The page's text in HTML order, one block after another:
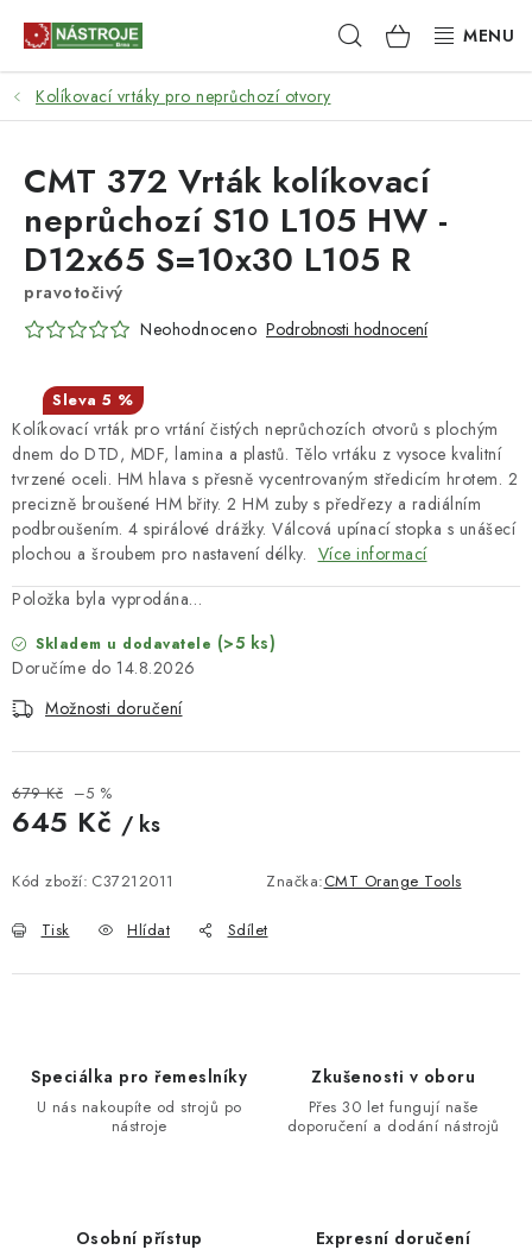
Hledat NÁKUPNÍ
KOŠÍK
NÁSTROJE
AKCE
BRUSIVO
ELEKTRONÁŘADÍ
RUČNÍ NÁŘADÍ, PŘÍPRAVKY
STROJE
KONTAKTY
DÁRKOVÉ POUKAZY
STROJE DO DÍLNY
NÁSTROJE PRO STOLAŘE
NÁSTROJE PRO ŘEZÁNÍ DŘEVA
KONTAKTY
Kolíkovací vrtáky pro neprůchozí otvory
Kolíkovací vrták pro vrtání čistých neprůchozích otvorů s plochým
dnem do DTD, MDF, lamina a plastů. Tělo vrtáku z vysoce kvalitní
tvrzené oceli. HM hlava s přesně vycentrovaným středicím hrotem. 2
precizně broušené HM břity. 2 HM zuby s předřezy a radiálním
podbroušením. 4 spirálové drážky. Válcová upínací stopka s unášecí
plochou a šroubem pro nastavení délky. Více informací
Položka byla vyprodána…
Skladem u dodavatele (>5 ks)
14.8.2026
Možnosti doručení
679 Kč –5 %
645 Kč / ks
Kód zboží: C37212011 Značka:CMT Orange Tools
Tisk Hlídat Sdílet
CMT 372 Vrták kolíkovací
neprůchozí S10 L105 HW -
D12x65 S=10x30 L105 R
pravotočivý
Neohodnoceno Podrobnosti hodnocení
5 %
Speciálka pro řemeslníky
U nás nakoupíte od strojů po
nástroje
Zkušenosti v oboru
Přes 30 let fungují naše
doporučení a dodání nástrojů
Osobní přístup Expresní doručení